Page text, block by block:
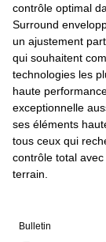
contrôle optimal
Surround
un ajustement
qui souhaitent
technologies les
haute
exceptionnelle
ses éléments
tous ceux qui
contrôle total
terrain.
Bulletin